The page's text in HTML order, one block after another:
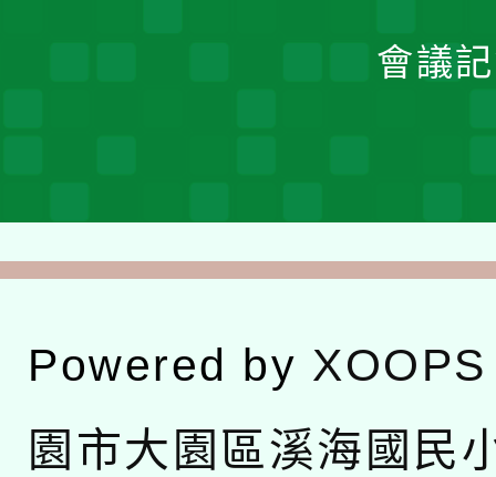
會議
Powered by XOOPS
園市大園區溪海國民